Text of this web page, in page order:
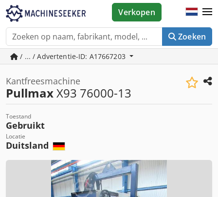
Zoeken
Verkopen
/ ... / Advertentie-ID: A17667203
Kantfreesmachine
PullmaxX93 76000-13
Toestand
Gebruikt
Locatie
Duitsland